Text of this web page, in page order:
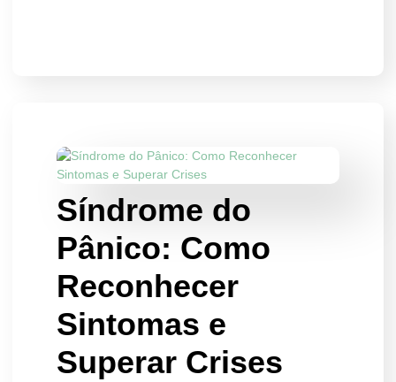
Síndrome do
Pânico: Como
Reconhecer
Sintomas e
Superar Crises